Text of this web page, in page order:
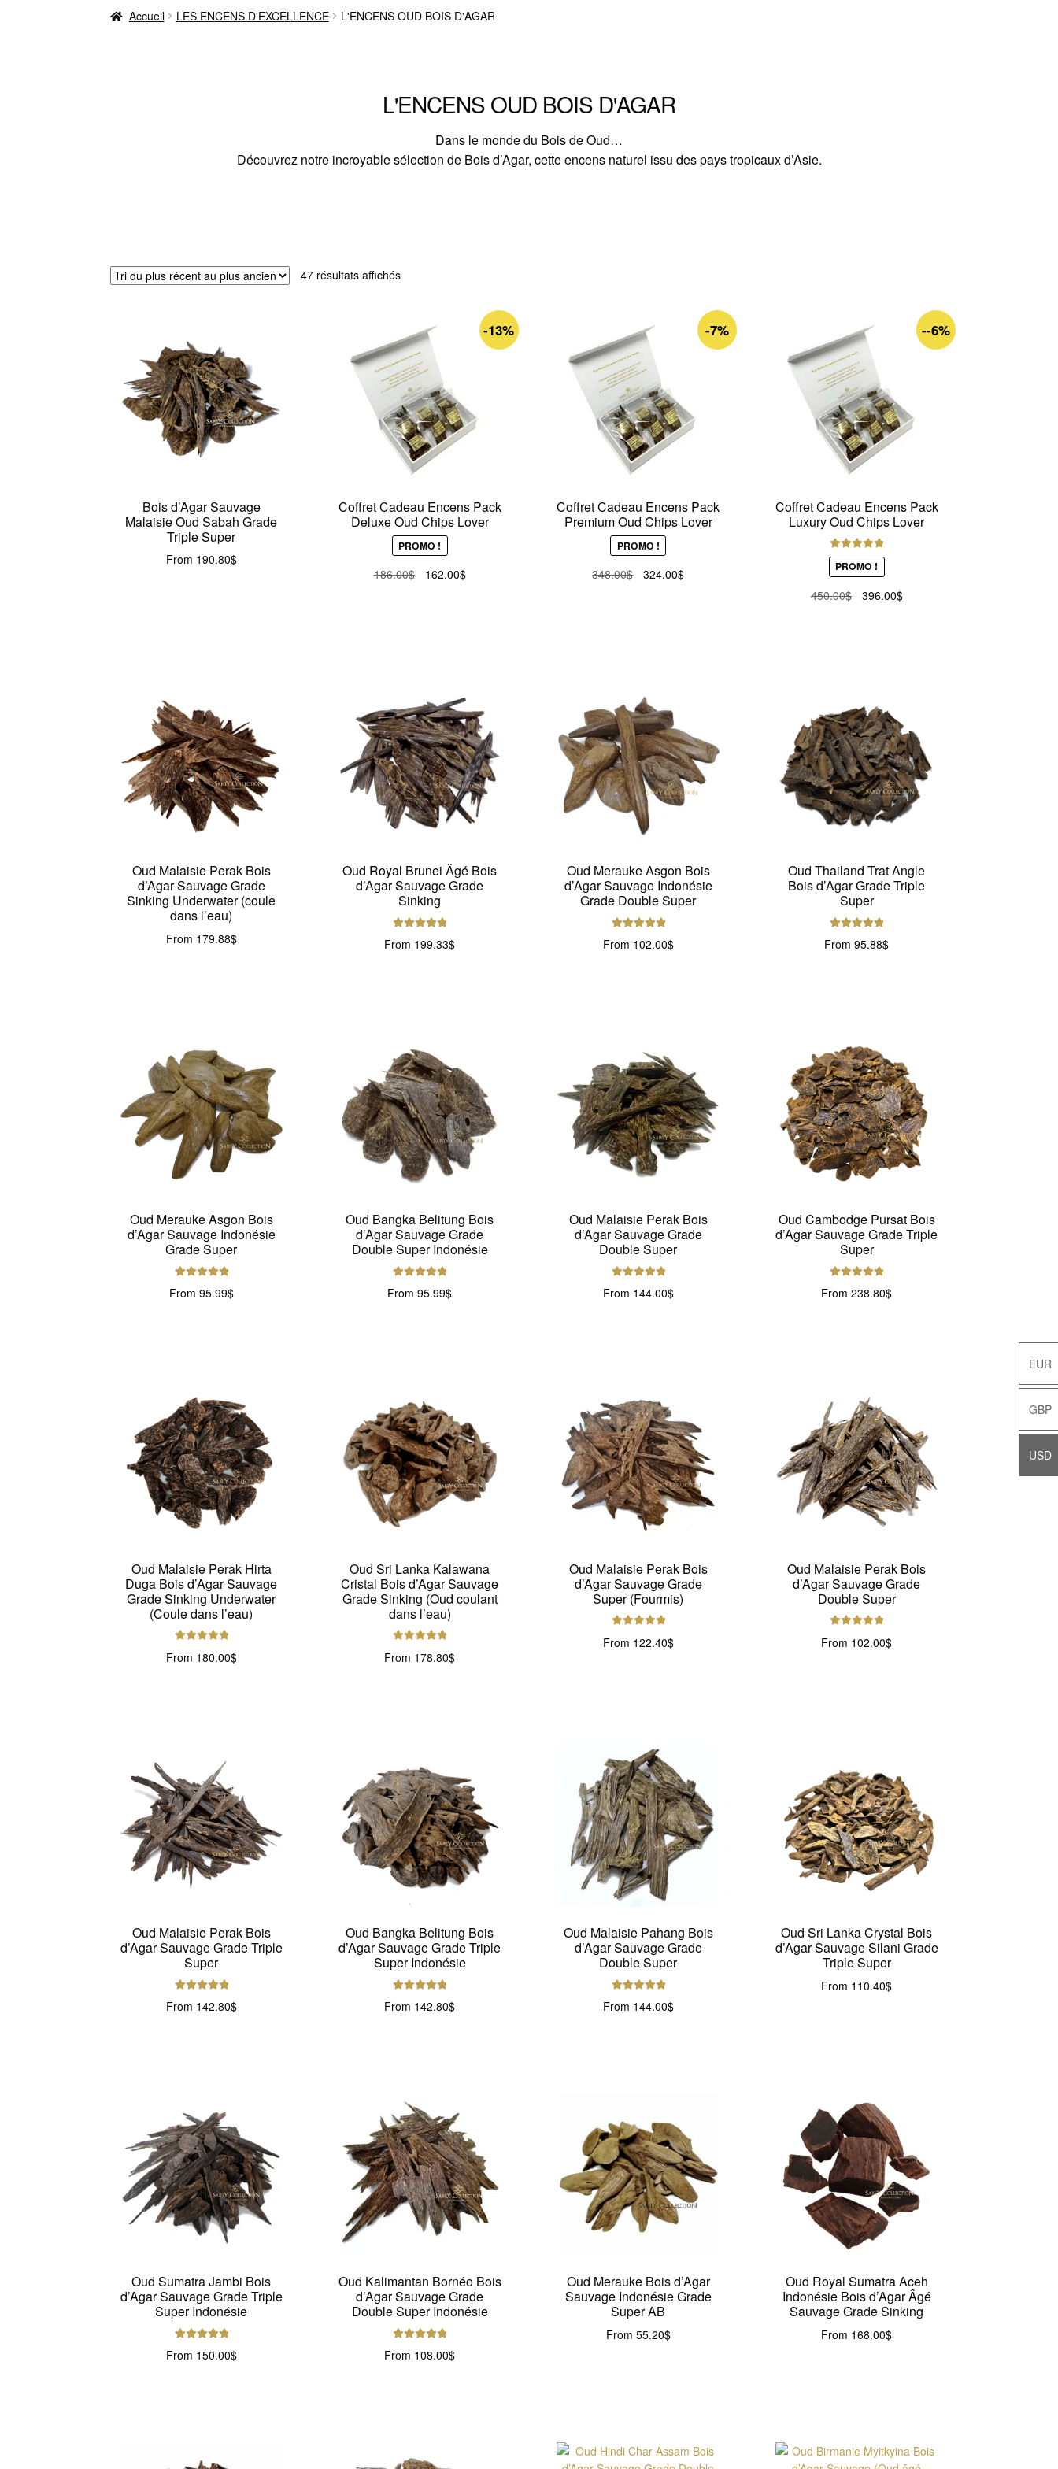
EUR
GBP
USD
EUR
GBP
USD
Accueil LES ENCENS D'EXCELLENCE L'ENCENS OUD BOIS D'AGAR
L'ENCENS OUD BOIS D'AGAR
Dans le monde du Bois de Oud…
Découvrez notre incroyable sélection de Bois d’Agar, cette encens naturel issu des pays tropicaux d’Asie.
47 résultats affichésTrié
récent
au
plus
ancien
Bois d’Agar Sauvage
Malaisie Oud Sabah Grade
Triple Super
From 190.80$
-13%
Coffret Cadeau Encens Pack
Deluxe Oud Chips Lover
PROMO !
186.00$
Le162.00$Le
-7%
Coffret Cadeau Encens Pack
Premium Oud Chips Lover
PROMO !
348.00$
Le
324.00$Le
--6%
Coffret Cadeau Encens Pack
Luxury Oud Chips Lover
Note5.00sur
5
PROMO !
450.00$
Le
396.00$Le
Oud Malaisie Perak Bois
d’Agar Sauvage Grade
Sinking Underwater (coule
dans l’eau)
From 179.88$
Oud Royal Brunei Âgé Bois
d’Agar Sauvage Grade
Sinking
5
From 199.33$
Oud Merauke Asgon Bois
d’Agar Sauvage Indonésie
Grade Double Super
5
From 102.00$
Oud Thailand Trat Angle
Bois d’Agar Grade Triple
Super
5
From95.88$
Oud Merauke Asgon Bois
d’Agar Sauvage Indonésie
Grade Super
5
From 95.99$
Oud Bangka Belitung Bois
d’Agar Sauvage Grade
Double Super Indonésie
5
From95.99$
Oud Malaisie Perak Bois
d’Agar Sauvage Grade
Double Super
5
From 144.00$
Oud Cambodge Pursat Bois
d’Agar Sauvage Grade Triple
Super
5
From238.80$
Oud Malaisie Perak Hirta
Duga Bois d’Agar Sauvage
Grade Sinking Underwater
(Coule dans l’eau)
5
From 180.00$
Oud Sri Lanka Kalawana
Cristal Bois d’Agar Sauvage
Grade Sinking (Oud coulant
dans l’eau)
5
From 178.80$
Oud Malaisie Perak Bois
d’Agar Sauvage Grade
Super (Fourmis)
5
From 122.40$
Oud Malaisie Perak Bois
d’Agar Sauvage Grade
Double Super
5
From 102.00$
Oud Malaisie Perak Bois
d’Agar Sauvage Grade Triple
Super
5
From 142.80$
Oud Bangka Belitung Bois
d’Agar Sauvage Grade Triple
Super Indonésie
5
From 142.80$
Oud Malaisie Pahang Bois
d’Agar Sauvage Grade
Double Super
5
From 144.00$
Oud Sri Lanka Crystal Bois
d’Agar Sauvage Silani Grade
Triple Super
From 110.40$
Oud Sumatra Jambi Bois
d’Agar Sauvage Grade Triple
Super Indonésie
5
From 150.00$
Oud Kalimantan Bornéo Bois
d’Agar Sauvage Grade
Double Super Indonésie
5
From 108.00$
Oud Merauke Bois d’Agar
Sauvage Indonésie Grade
Super AB
From 55.20$
Oud Royal Sumatra Aceh
Indonésie Bois d’Agar Âgé
Sauvage Grade Sinking
From 168.00$